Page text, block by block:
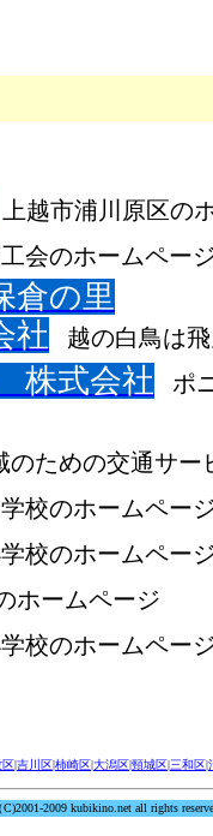
上越市浦川原区の
会のホームペー
倉の里
社
越の白鳥は
株式会社
ポ
のための交通サー
校のホームペー
校のホームペー
ホームページ
校のホームペー
区|吉川区|柿崎区|大潟区|頸城区|三和区|
C)2001-2009 kubikino.net all rights